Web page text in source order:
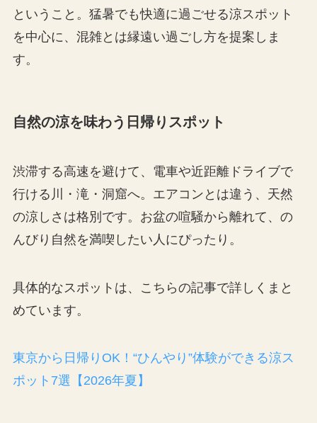
ということ。猛暑でも快適に過ごせる涼スポット
を中心に、混雑とは縁遠い過ごし方を提案しま
す。
自然の涼を味わう日帰りスポット
渋滞する高速を避けて、電車や近距離ドライブで
行ける川・滝・洞窟へ。エアコンとは違う、天然
の涼しさは格別です。お盆の喧騒から離れて、の
んびり自然を満喫したい人にぴったり。
具体的なスポットは、こちらの記事で詳しくまと
めています。
東京から日帰りOK！“ひんやり”体験ができる涼ス
ポット7選【2026年夏】